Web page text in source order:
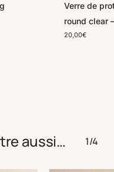
Verre de
round clear
20,00€
aussi… 1/4